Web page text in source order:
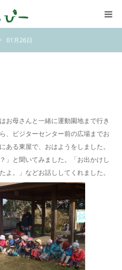
01月26日
お母さんと一緒に運動園地まで行き
、ビジターセンター前の広場までお
ある東屋で、おはようをしました。
」と聞いてみました。「お出かけし
よ。」などお話ししてくれました。